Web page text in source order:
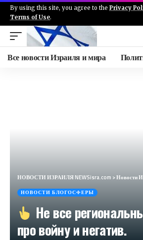
By using this site, you agree to the Privacy
Terms of Use.
Все новости Израиля и мира
НОВОСТИ ИЗРАИЛЯ NEWSisra.com >Новости
НОВОСТИ БЛОГОСФЕРЫ
Не все
про войну и негатив.